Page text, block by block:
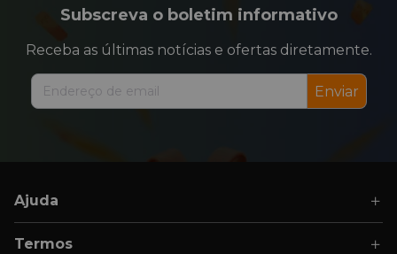
Subscreva o boletim informativo
Receba as últimas notícias e ofertas diretamente.
Enviar
Ajuda
Termos